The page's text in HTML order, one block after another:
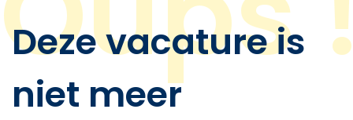
Deze vacature is
niet meer